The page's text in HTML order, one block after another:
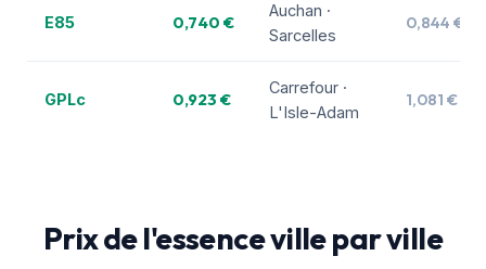
E85 0,740 €
Auchan ·
Sarcelles
0,844 €
GPLc 0,923 €
Carrefour ·
L'Isle-Adam
1,081 €
Prix de l'essence ville par ville